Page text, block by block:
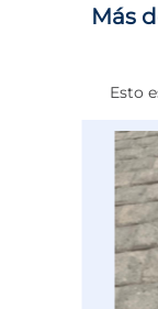
GéneroMás
Esto